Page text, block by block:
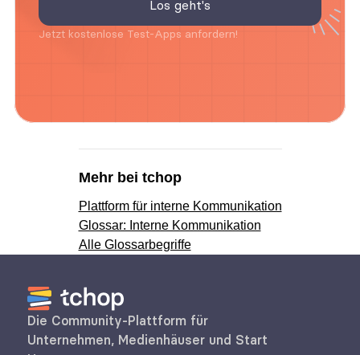
Jetzt kostenlose Test-Apps anfordern!
Mehr bei tchop
Plattform für interne Kommunikation
Glossar: Interne Kommunikation
Alle Glossarbegriffe
Die Community-Plattform für
Unternehmen, Medienhäuser und Start